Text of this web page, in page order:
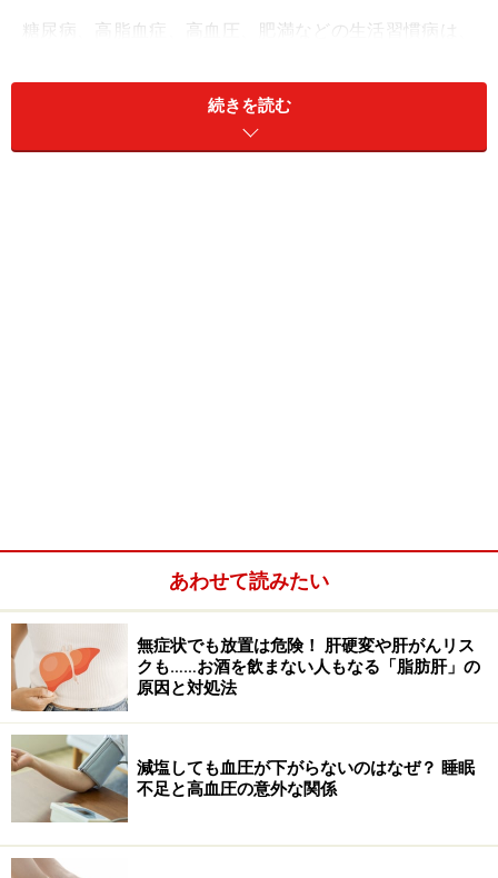
糖尿病、高脂血症、高血圧、肥満などの生活習慣病は、
気を引き起こす原因となるのですが、その病気そのもの
による自覚症状は乏しく、日常生活に大きな支障を来た
さないため、治療がなされず放置されることが多いのが
告されています。
そこで、生活習慣病有病者・予備軍を25％削減すること
を目標に、昨年4月から、特定健康検査・特定保健指導
（通称・メタボ健診）が始まったわけです。この健診の
特徴は、メタボリックシンドロームの概念を導入し、予
防を重視したことにあります。
次に、生活習慣病の原因
う。
続きを読む
あわせて読みたい
無症状でも放置は危険！ 肝硬変や肝がんリス
クも……お酒を飲まない人もなる「脂肪肝」の
原因と対処法
減塩しても血圧が下がらないのはなぜ？ 睡眠
不足と高血圧の意外な関係